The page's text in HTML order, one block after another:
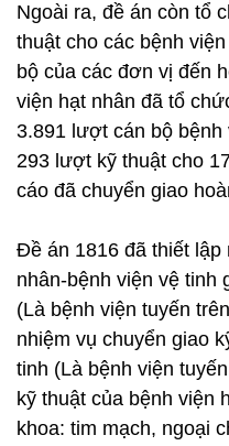
Ngoài ra, đề án còn tổ
thuật cho các bệnh
bộ của các đơn vị đến
viện hạt nhân đã tổ
3.891 lượt cán bộ bệnh
293 lượt kỹ thuật cho
cáo đã chuyển giao
Đề án 1816 đã thiết
nhân-bệnh viện vệ tinh
(Là bệnh viện tuyến
nhiệm vụ chuyển giao
tinh (Là bệnh viện
kỹ thuật của bệnh viện
khoa: tim mạch, ngoại